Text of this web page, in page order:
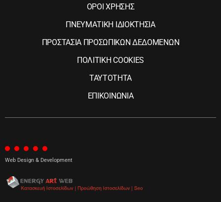
ΟΡΟΙ ΧΡΗΣΗΣ
ΠΝΕΥΜΑΤΙΚΗ ΙΔΙΟΚΤΗΣΙΑ
ΠΡΟΣΤΑΣΙΑ ΠΡΟΣΩΠΙΚΩΝ ΔΕΔΟΜΕΝΩΝ
ΠΟΛΙΤΙΚΗ COOKIES
ΤΑΥΤΟΤΗΤΑ
ΕΠΙΚΟΙΝΩΝΙΑ
Web Design & Development